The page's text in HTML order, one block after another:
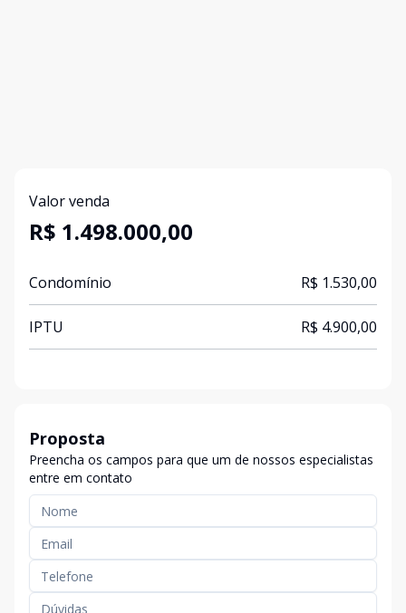
Valor venda
R$ 1.498.000,00
Condomínio R$ 1.530,00
IPTU R$ 4.900,00
Proposta
Preencha os campos para que um de nossos especialistas
entre em contato